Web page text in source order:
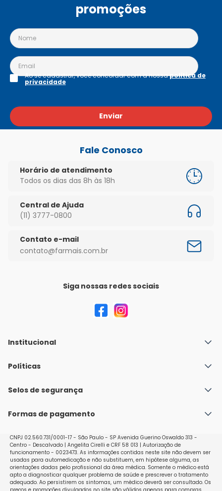
promoções
Enviar
Ao se cadastrar, você concordar com a nossapolítica de
privacidade
Fale Conosco
Horário de atendimento
Todos os dias das 8h às 18h
Central de Ajuda
(11) 3777-0800
Contato e-mail
contato@farmais.com.br
Siga nossas redes sociais
Institucional
Quem Somos
Nossas lojas
Políticas
Política de Envio
Políticas de Trocas e Devoluções
Selos de segurança
Formas de pagamento
CNPJ 02.560.731/0001-17 - São Paulo - SP Avenida Guerino Oswaldo 313 -
Centro - Descalvado | Angelita Cirelli e CRF 58 013 | Autorização de
funcionamento - 0023473. As informações contidas neste site não devem ser
usadas para automedicação e não substituem, em hipótese alguma, as
orientações dadas pelo profissional da área médica. Somente o médico está
apto a diagnosticar qualquer problema de saúde e prescrever o tratamento
adequado. Ao persistirem os sintomas, um médico deverá ser consultado. Os